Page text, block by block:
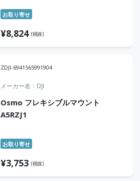
お取り寄せ
¥8,824 (税抜)
ZDJI-6941565991904
メーカー名 DJI
Osmo フレキシブルマウント
A5RZJ1
お取り寄せ
¥3,753 (税抜)